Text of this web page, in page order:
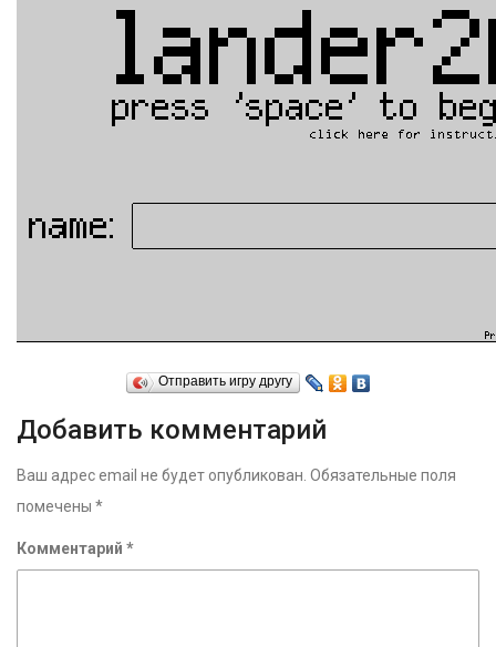
Отправить игру другу
Добавить комментарий
Ваш адрес email не будет опубликован. Обязательные поля
помечены *
Комментарий *